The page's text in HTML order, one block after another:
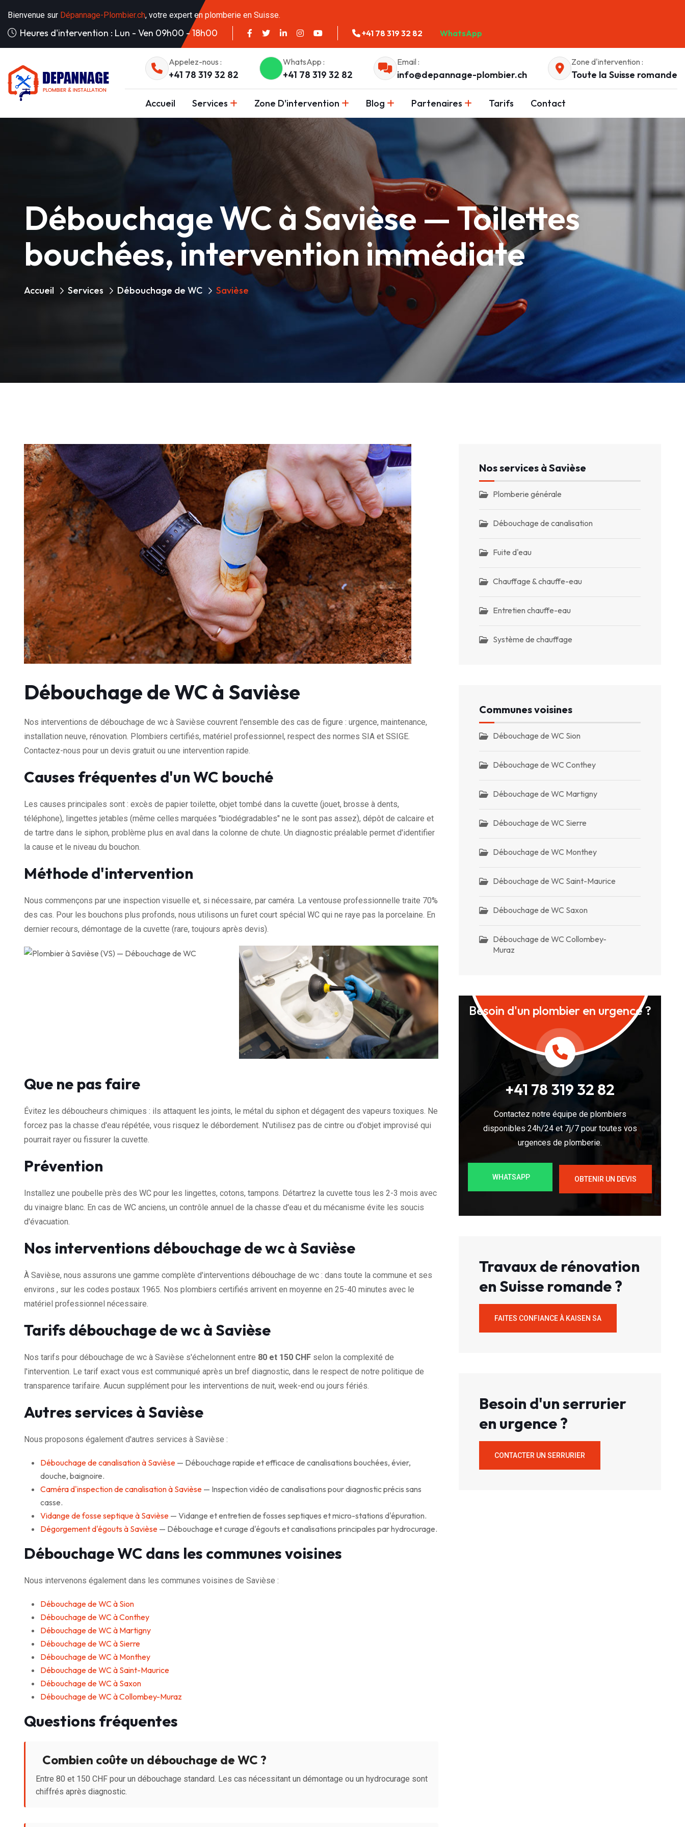
Bienvenue sur Dépannage-Plombier.ch, votre expert en plomberie en Suisse.
Heures d'intervention : Lun - Ven 09h00 - 18h00 +41 78 319 32 82 WhatsApp
Appelez-nous :
+41 78 319 32 82
WhatsApp :
+41 78 319 32 82
Email :
info@depannage-plombier.ch
Zone d'intervention :
Toute la Suisse romande
Accueil Services Zone D'intervention Blog Partenaires Tarifs Contact
Débouchage WC à Savièse — Toilettes
bouchées, intervention immédiate
Accueil Services Débouchage de WC Savièse
Débouchage de WC à Savièse
Nos interventions de débouchage de wc à Savièse couvrent l'ensemble des cas de figure : urgence, maintenance,
installation neuve, rénovation. Plombiers certifiés, matériel professionnel, respect des normes SIA et SSIGE.
Contactez-nous pour un devis gratuit ou une intervention rapide.
Causes fréquentes d'un WC bouché
Les causes principales sont : excès de papier toilette, objet tombé dans la cuvette (jouet, brosse à dents,
téléphone), lingettes jetables (même celles marquées "biodégradables" ne le sont pas assez), dépôt de calcaire et
de tartre dans le siphon, problème plus en aval dans la colonne de chute. Un diagnostic préalable permet d'identifier
la cause et le niveau du bouchon.
Méthode d'intervention
Nous commençons par une inspection visuelle et, si nécessaire, par caméra. La ventouse professionnelle traite 70%
des cas. Pour les bouchons plus profonds, nous utilisons un furet court spécial WC qui ne raye pas la porcelaine. En
dernier recours, démontage de la cuvette (rare, toujours après devis).
Que ne pas faire
Évitez les déboucheurs chimiques : ils attaquent les joints, le métal du siphon et dégagent des vapeurs toxiques. Ne
forcez pas la chasse d'eau répétée, vous risquez le débordement. N'utilisez pas de cintre ou d'objet improvisé qui
pourrait rayer ou fissurer la cuvette.
Prévention
Installez une poubelle près des WC pour les lingettes, cotons, tampons. Détartrez la cuvette tous les 2-3 mois avec
du vinaigre blanc. En cas de WC anciens, un contrôle annuel de la chasse d'eau et du mécanisme évite les soucis
d'évacuation.
Nos interventions débouchage de wc à Savièse
À Savièse, nous assurons une gamme complète d'interventions débouchage de wc : dans toute la commune et ses
environs , sur les codes postaux 1965. Nos plombiers certifiés arrivent en moyenne en 25-40 minutes avec le
matériel professionnel nécessaire.
Tarifs débouchage de wc à Savièse
Nos tarifs pour débouchage de wc à Savièse s'échelonnent entre 80 et 150 CHF selon la complexité de
l'intervention. Le tarif exact vous est communiqué après un bref diagnostic, dans le respect de notre politique de
transparence tarifaire. Aucun supplément pour les interventions de nuit, week-end ou jours fériés.
Autres services à Savièse
Nous proposons également d'autres services à Savièse :
Débouchage de canalisation à Savièse — Débouchage rapide et efficace de canalisations bouchées, évier,
douche, baignoire.
Caméra d'inspection de canalisation à Savièse — Inspection vidéo de canalisations pour diagnostic précis sans
casse.
Vidange de fosse septique à Savièse — Vidange et entretien de fosses septiques et micro-stations d'épuration.
Dégorgement d'égouts à Savièse — Débouchage et curage d'égouts et canalisations principales par hydrocurage.
Débouchage WC dans les communes voisines
Nous intervenons également dans les communes voisines de Savièse :
Débouchage de WC à Sion
Débouchage de WC à Conthey
Débouchage de WC à Martigny
Débouchage de WC à Sierre
Débouchage de WC à Monthey
Débouchage de WC à Saint-Maurice
Débouchage de WC à Saxon
Débouchage de WC à Collombey-Muraz
Questions fréquentes
Combien coûte un débouchage de WC ?
Entre 80 et 150 CHF pour un débouchage standard. Les cas nécessitant un démontage ou un hydrocurage sont
chiffrés après diagnostic.
Nos services à Savièse
Plomberie générale
Débouchage de canalisation
Fuite d'eau
Chauffage & chauffe-eau
Entretien chauffe-eau
Système de chauffage
Communes voisines
Débouchage de WC Sion
Débouchage de WC Conthey
Débouchage de WC Martigny
Débouchage de WC Sierre
Débouchage de WC Monthey
Débouchage de WC Saint-Maurice
Débouchage de WC Saxon
Débouchage de WC Collombey-
Muraz
Besoin d'un plombier en urgence ?
+41 78 319 32 82
Contactez notre équipe de plombiers
disponibles 24h/24 et 7j/7 pour toutes vos
urgences de plomberie.
WHATSAPP OBTENIR UN DEVIS
Travaux de rénovation
en Suisse romande ?
FAITES CONFIANCE À KAISEN SA
Besoin d'un serrurier
en urgence ?
CONTACTER UN SERRURIER